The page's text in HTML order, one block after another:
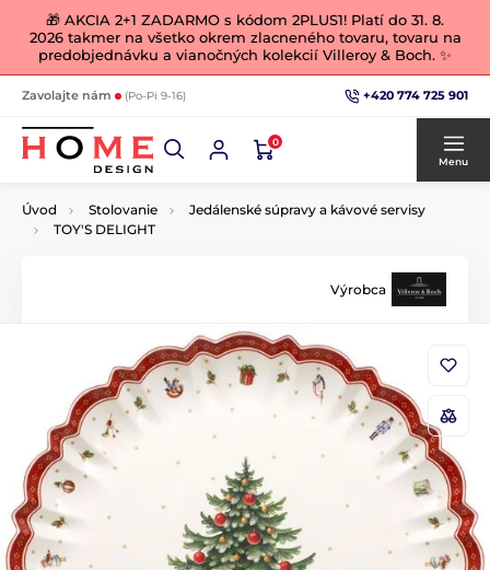
🎁 AKCIA 2+1 ZADARMO s kódom 2PLUS1! Platí do 31. 8.
2026 takmer na všetko okrem zlacneného tovaru, tovaru na
predobjednávku a vianočných kolekcií Villeroy & Boch. ✨
Zavolajte nám (Po-Pi 9-16) +420 774 725 901
0
Menu
Úvod Stolovanie
Jedálenské súpravy a kávové servisy
TOY'S DELIGHT
Výrobca